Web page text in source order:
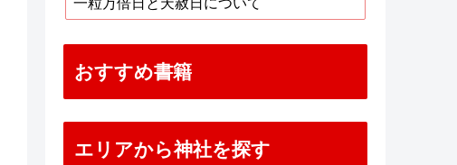
おすすめ書籍
エリアから神社を探す